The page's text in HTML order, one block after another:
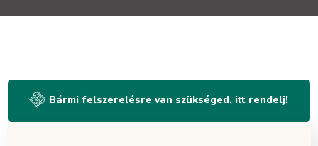
Bármi felszerelésre van szükséged, itt rendelj!